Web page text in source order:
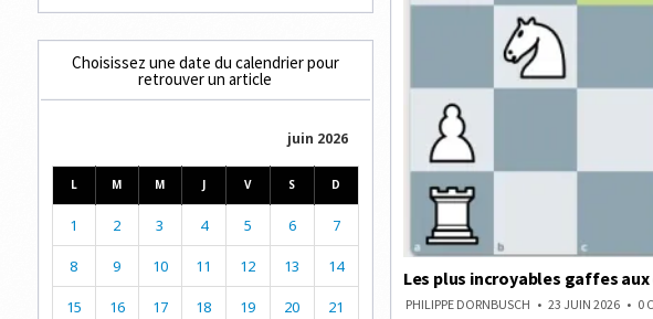
Les plus incroyables gaffes aux
PHILIPPE DORNBUSCH 23 JUIN 2026 0
Choisissez une date du calendrier pour
retrouver un article
juin 2026
L M M J V S D
1 2 3 4 5 6 7
8 9 10 11 12 13 14
15 16 17 18 19 20 21